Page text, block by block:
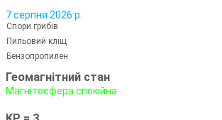
7 серпня 2026 р.
Спори грибів
Пильовий кліщ
Бензопропилен
Геомагнітний стан
Магнітосфера спокійна